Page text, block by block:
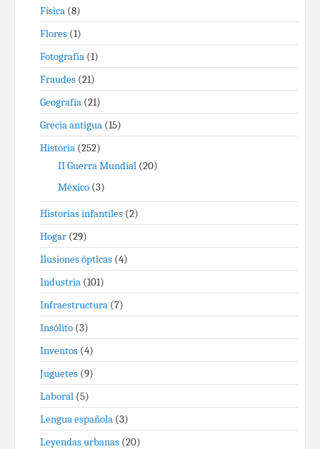
Física (8)
Flores (1)
Fotografía (1)
Fraudes (21)
Geografía (21)
Grecia antigua (15)
Historia (252)
II Guerra Mundial (20)
México (3)
Historias infantiles (2)
Hogar (29)
Ilusiones ópticas (4)
Industria (101)
Infraestructura (7)
Insólito (3)
Inventos (4)
Juguetes (9)
Laboral (5)
Lengua española (3)
Leyendas urbanas (20)